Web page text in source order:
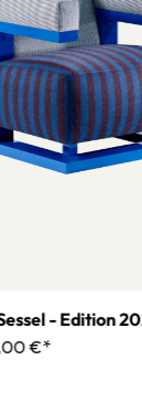
- Edition
€*